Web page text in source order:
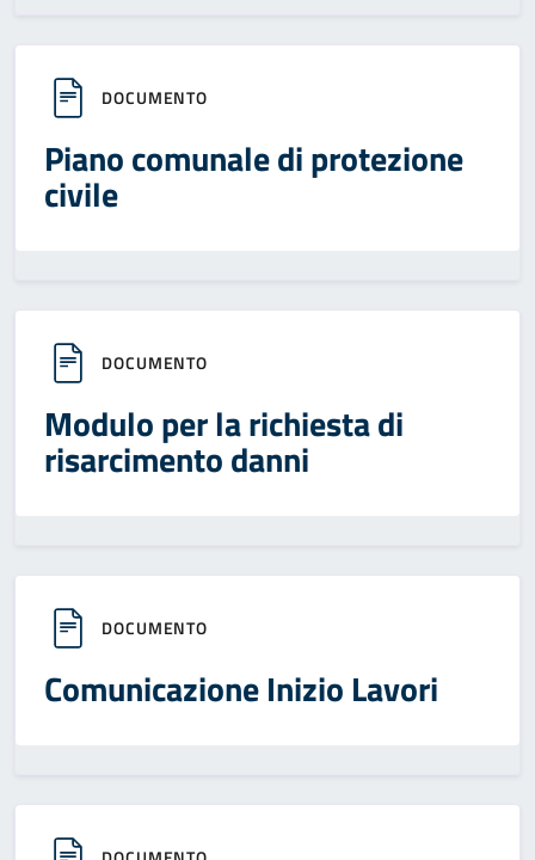
DOCUMENTO
Piano comunale di protezione
civile
DOCUMENTO
Modulo per la richiesta di
risarcimento danni
DOCUMENTO
Comunicazione Inizio Lavori